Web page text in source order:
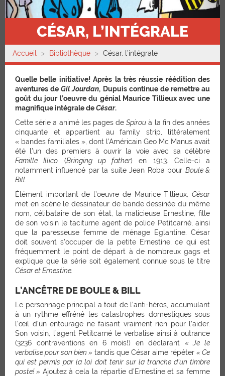
CÉSAR, L’INTÉGRALE
Accueil Bibliothèque César, l’intégrale
Quelle belle initiative! Après la très réussie réédition des
aventures deGil Jourdan, Dupuis continue de remettre au
goût du jour l’oeuvre du génial Maurice Tillieux avec une
magnifique intégrale deCésar.
Cette série a animé les pages deSpirou à la fin des années
cinquante et appartient au family strip, littéralement
« bandes familiales », dont l’Américain Geo Mc Manus avait
été l’un des premiers à ouvrir la voie avec sa célèbre
Famille Illico (Bringing up father) en 1913. Celle-ci a
notamment influencé par la suite Jean Roba pour Boule &
Bill
Élément important de l’oeuvre de Maurice Tillieux, César
met en scène le dessinateur de bande dessinée du même
nom, célibataire de son état, la malicieuse Ernestine, fille
de son voisin le taciturne agent de police Petitcarné, ainsi
que la paresseuse femme de ménage Eglantine. César
doit souvent s’occuper de la petite Ernestine, ce qui est
fréquemment le point de départ à de nombreux gags et
explique que la série soit également connue sous le titre
César et Ernestine.
L’ANCÊTRE DE BOULE & BILL
Le personnage principal a tout de l’anti-héros, accumulant
à un rythme effréné les catastrophes domestiques sous
l’œil d’un entourage ne faisant vraiment rien pour l’aider.
Son voisin, l’agent Petitcarné le verbalise ainsi à outrance
(3236 contraventions en 6 mois!) en déclarant « Je le
verbalise pour son bien » tandis que César aime répéter « Ce
qui est permis par la loi doit tenir sur la tranche d’un timbre
poste! » Ajoutez à cela la répartie d’Ernestine et sa femme